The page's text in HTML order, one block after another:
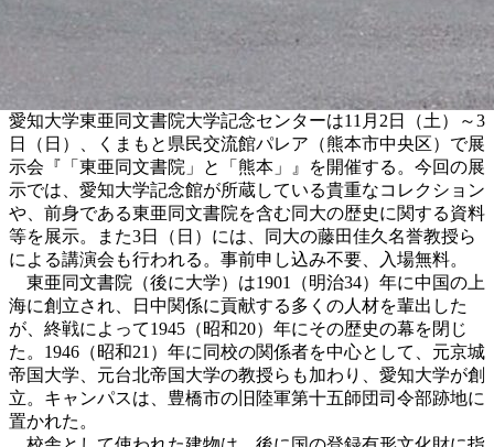
愛知大学東亜同文書院大学記念センターは11月2日（土）～3
日（日）、くまもと県民交流館パレア（熊本市中央区）で展
示会『「東亜同文書院」と「熊本」』を開催する。今回の展
示では、愛知大学記念館が所蔵している貴重なコレクション
や、前身である東亜同文書院を含む同大の歴史に関する資料
等を展示。また3日（日）には、同大の藤田佳久名誉教授ら
による講演会も行われる。事前申し込み不要、入場無料。
東亜同文書院（後に大学）は1901（明治34）年に中国の上
海に創立され、日中関係に貢献する多くの人材を輩出した
が、終戦によって1945（昭和20）年にその歴史の幕を閉じ
た。1946（昭和21）年に同校の関係者を中心として、元京城
帝国大学、元台北帝国大学の教授らも加わり、愛知大学が創
立。キャンパスは、豊橋市の旧陸軍第十五師団司令部跡地に
置かれた。